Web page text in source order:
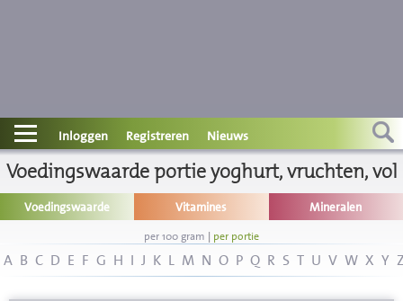
Contact
Informatie
Disclaimer
Inloggen Registreren Nieuws
Voedingswaarde portie yoghurt, vruchten, vol
Voedingswaarde Vitamines Mineralen
per 100 gram | per portie
A B C D E F G H I J K L M N O P Q R S T U V W X Y